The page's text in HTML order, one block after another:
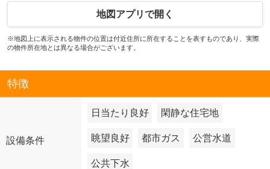
地図アプリで開く
※地図上に表示される物件の位置は付近住所に所在することを表すものであり、実際
の物件所在地とは異なる場合がございます。
特徴
設備条件
日当たり良好 閑静な住宅地
眺望良好 都市ガス 公営水道
公共下水